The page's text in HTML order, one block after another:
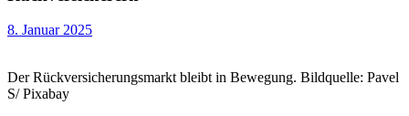
8. Januar 2025
Der Rückversicherungsmarkt bleibt in Bewegung. Bildquelle: Pavel
S/ Pixabay